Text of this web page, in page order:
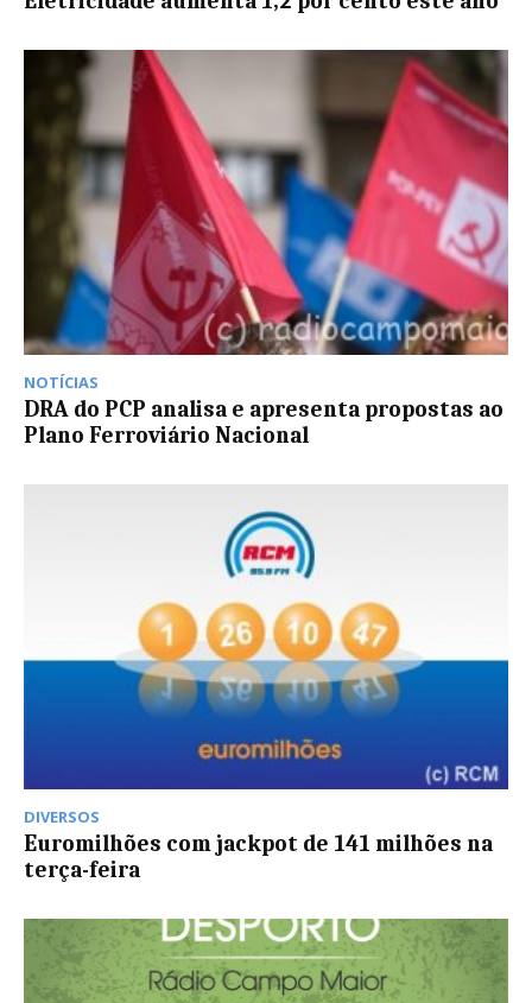
NOTÍCIAS
DRA do PCP analisa e apresenta propostas ao
Plano Ferroviário Nacional
DIVERSOS
Euromilhões com jackpot de 141 milhões na
terça-feira